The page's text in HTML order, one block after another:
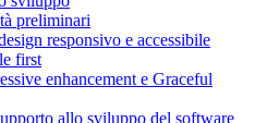
preliminari
responsivo e accessibile
first
enhancement e Graceful
allo sviluppo del software